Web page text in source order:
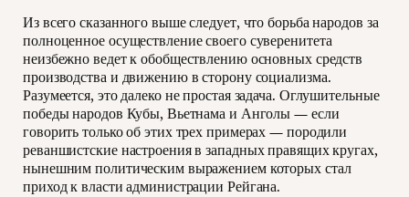
Из всего сказанного выше следует, что борьба народов за
полноценное осуществление своего суверенитета
неизбежно ведет к обобществлению основных средств
производства и движению в сторону социализма.
Разумеется, это далеко не простая задача. Оглушительные
победы народов Кубы, Вьетнама и Анголы — если
говорить только об этих трех примерах — породили
реваншистские настроения в западных правящих кругах,
нынешним политическим выражением которых стал
приход к власти администрации Рейгана.